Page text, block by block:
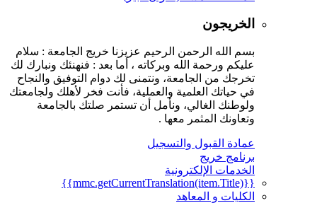
الخريجون
بسم الله الرحمن الرحيم عزيزنا خريج الجامعة : سلام
عليكم ورحمة الله وبركاته ، أما بعد : فنهنئك ونبارك لك
تخرجك من الجامعة، ونتمنى لك دوام التوفيق والنجاح
في حياتك العلمية والعملية، فأنت فخر لأهلك ولجامعتك
ولوطنك الغالي، ونأمل أن تستمر صلتك بالجامعة
وتعاونك المثمر معها .
عمادة القبول والتسجيل
برنامج خريج
الخدمات الإلكترونية
{{mmc.getCurrentTranslation(item.Title)}}
الكليات و المعاهد